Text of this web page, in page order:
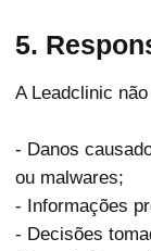
5.
A Leadclinic
- Danos
ou malwares;
- Informações
- Decisões